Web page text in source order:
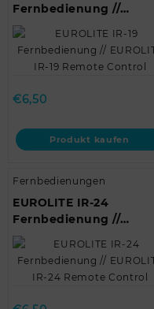
Fernbedienung //
EUROLITE IR-19 Remote
Control
€6,50
Produkt kaufen
Fernbedienungen
EUROLITE IR-24
Fernbedienung //
EUROLITE IR-24 Remote
Control